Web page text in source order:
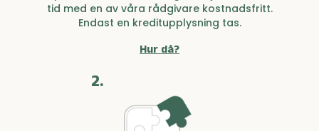
tid med en av våra rådgivare kostnadsfritt.
Endast en kreditupplysning tas.
Hur då?
2.